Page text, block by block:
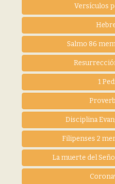
Versículos
Salmo 86
1
Disciplina
Filipenses 2
La muerte del